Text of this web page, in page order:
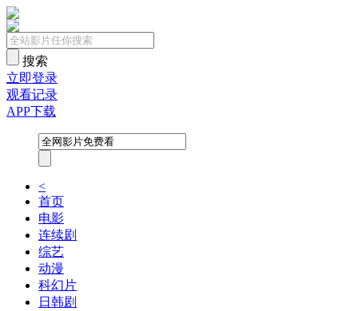
搜索
立即登录
观看记录
APP下载
<
首页
电影
连续剧
综艺
动漫
科幻片
日韩剧